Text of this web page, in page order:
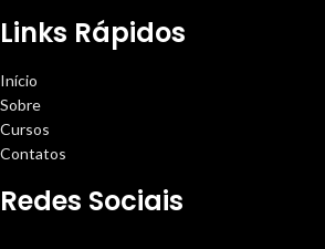
Links Rápidos
Início
Sobre
Cursos
Contatos
Redes Sociais